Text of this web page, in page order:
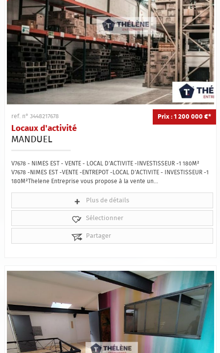
Qui sommes-nous ?
Estimation
Contact
Prix : 1 200 000 €*
ref. n° 3448217678
Locaux d'activité
MANDUEL
V7678 - NIMES EST - VENTE - LOCAL D'ACTIVITE -INVESTISSEUR -1 180M²
V7678 -NIMES EST -VENTE -ENTREPOT -LOCAL D'ACTIVITE - INVESTISSEUR -1
180M²Thelene Entreprise vous propose à la vente un...
Plus de détails
Sélectionner
Partager